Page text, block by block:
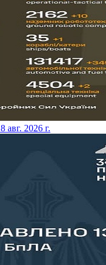
8 авг. 2026 г.